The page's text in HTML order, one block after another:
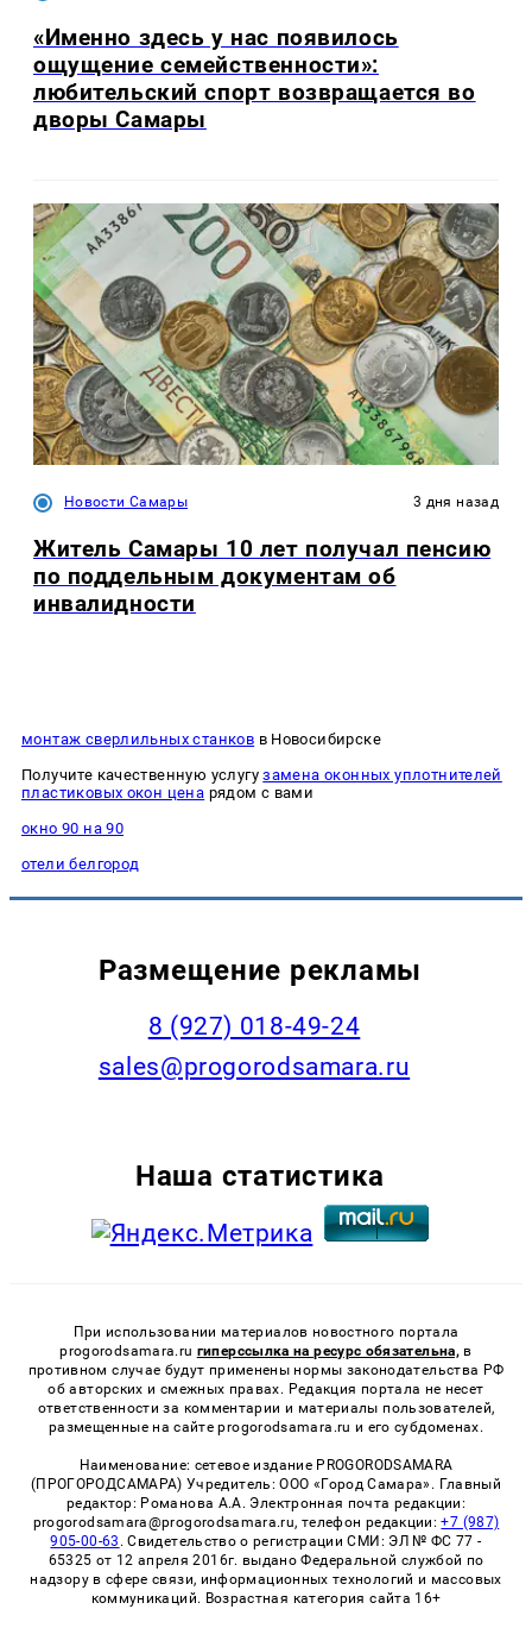
«Именно здесь у нас появилось
ощущение семейственности»:
любительский спорт возвращается во
дворы Самары
Новости Самары 3 дня назад
Житель Самары 10 лет получал пенсию
по поддельным документам об
инвалидности
монтаж сверлильных станков в Новосибирске
Получите качественную услугузамена оконных уплотнителей
пластиковых окон цена рядом с вами
окно 90 на 90
отели белгород
Размещение рекламы
8 (927) 018-49-24
sales@progorodsamara.ru
Наша статистика
При использовании материалов новостного портала
progorodsamara.ru гиперссылка на ресурс обязательна, в
противном случае будут применены нормы законодательства РФ
об авторских и смежных правах. Редакция портала не несет
ответственности за комментарии и материалы пользователей,
размещенные на сайте progorodsamara.ru и его субдоменах.
Наименование: сетевое издание PROGORODSAMARA
(ПРОГОРОДСАМАРА) Учредитель: ООО «Город Самара». Главный
редактор: Романова А.А. Электронная почта редакции:
progorodsamara@progorodsamara.ru, телефон редакции:+7 (987)
905-00-63 . Свидетельство о регистрации СМИ: ЭЛ № ФС 77 -
65325 от 12 апреля 2016г. выдано Федеральной службой по
надзору в сфере связи, информационных технологий и массовых
коммуникаций. Возрастная категория сайта 16+